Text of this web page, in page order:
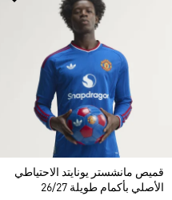
قميص مانشستر يونايتد الاحتياطي
الأصلي بأكمام طويلة 26/27